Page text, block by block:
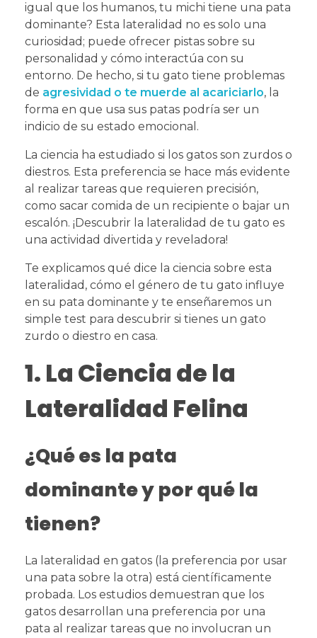
igual que los humanos, tu michi tiene una pata
dominante? Esta lateralidad no es solo una
curiosidad; puede ofrecer pistas sobre su
personalidad y cómo interactúa con su
entorno. De hecho, si tu gato tiene problemas
de agresividad o te muerde al acariciarlo, la
forma en que usa sus patas podría ser un
indicio de su estado emocional.
La ciencia ha estudiado si los gatos son zurdos o
diestros. Esta preferencia se hace más evidente
al realizar tareas que requieren precisión,
como sacar comida de un recipiente o bajar un
escalón. ¡Descubrir la lateralidad de tu gato es
una actividad divertida y reveladora!
Te explicamos qué dice la ciencia sobre esta
lateralidad, cómo el género de tu gato influye
en su pata dominante y te enseñaremos un
simple test para descubrir si tienes un gato
zurdo o diestro en casa.
1. La Ciencia de la
Lateralidad Felina
¿Qué es la pata
dominante y por qué la
tienen?
La lateralidad en gatos (la preferencia por usar
una pata sobre la otra) está científicamente
probada. Los estudios demuestran que los
gatos desarrollan una preferencia por una
pata al realizar tareas que no involucran un